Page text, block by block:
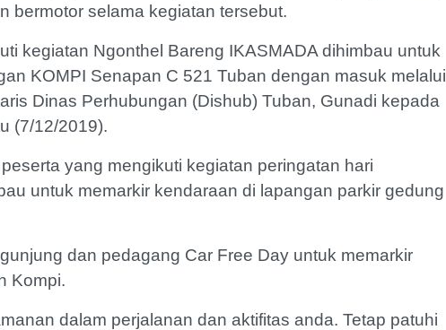
bermotor selama kegiatan tersebut.
kegiatan Ngonthel Bareng IKASMADA dihimbau untuk
KOMPI Senapan C 521 Tuban dengan masuk melalui
Dinas Perhubungan (Dishub) Tuban, Gunadi kepada
(7/12/2019).
yang mengikuti kegiatan peringatan hari
untuk memarkir kendaraan di lapangan parkir gedung
dan pedagang Car Free Day untuk memarkir
Kompi.
dalam perjalanan dan aktifitas anda. Tetap patuhi